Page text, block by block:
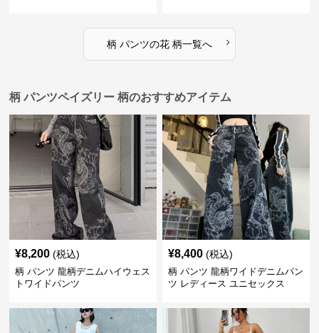
柄 パンツの花 柄一覧へ ›
柄 パンツペイズリー 柄のおすすめアイテム
¥8,200 (税込)
柄 パンツ 龍柄デニムハイウェス
トワイドパンツ
¥8,400 (税込)
柄 パンツ 龍柄ワイドデニムパン
ツ レディース ユニセックス